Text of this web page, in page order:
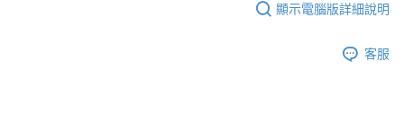
顯示電腦版詳細說明
客服